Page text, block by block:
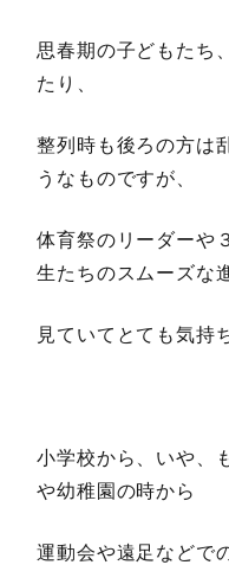
思春期の子どもたち
たり、
整列時も後ろの方は
うなものですが、
体育祭のリーダーや
生たちのスムーズな
見ていてとても気持
小学校から、いや、
や幼稚園の時から
運動会や遠足などで